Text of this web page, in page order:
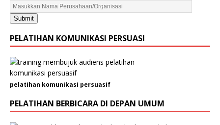
a
m
a
P
e
r
u
a
h
a
Submit
PELATIHAN KOMUNIKASI PERSUASI
pelatihan komunikasi persuasif
PELATIHAN BERBICARA DI DEPAN UMUM